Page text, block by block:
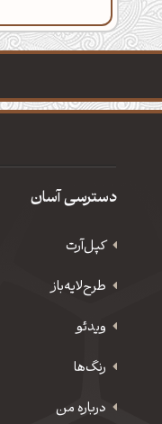
دسترسی آسان
کپل‌آرت
طرح‌لایه‌باز
ویدئو
رنگ‌ها
درباره من